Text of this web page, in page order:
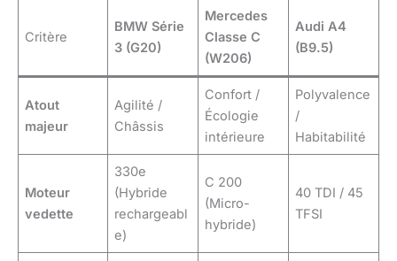
Critère
BMW Série
3 (G20)
Mercedes
Classe C
(W206)
Audi A4
(B9.5)
Atout
majeur
Agilité /
Châssis
Confort /
Écologie
intérieure
Polyvalence
/
Habitabilité
Moteur
vedette
330e
(Hybride
rechargeabl
e)
C 200
(Micro-
hybride)
40 TDI / 45
TFSI